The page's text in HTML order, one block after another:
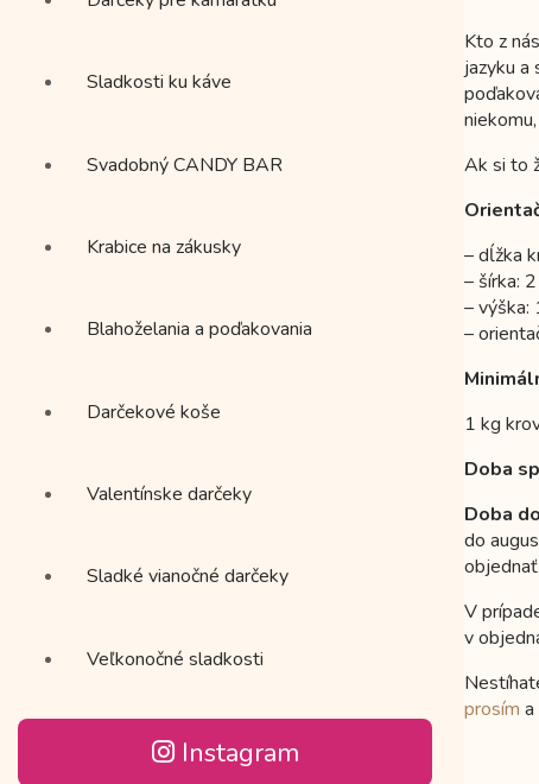
Kto z
jazyku a
Ak si to
– dĺžka
– šírka:
– výška:
–
1 kg
Doba
Doba
do
V
v
prosím
Sladkosti ku káve
Svadobný CANDY BAR
Krabice na zákusky
Blahoželania a poďakovania
Darčekové koše
Valentínske darčeky
Sladké vianočné darčeky
Veľkonočné sladkosti
Instagram